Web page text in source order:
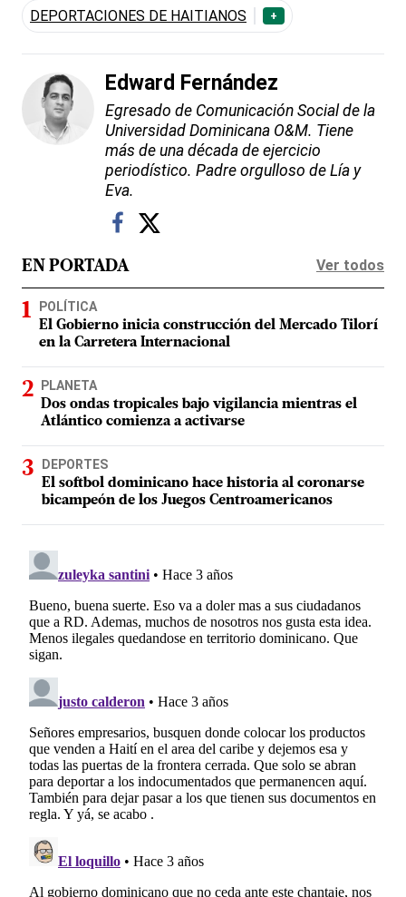
DEPORTACIONES DE HAITIANOS +
Edward Fernández
Egresado de Comunicación Social de la
Universidad Dominicana O&M. Tiene
más de una década de ejercicio
periodístico. Padre orgulloso de Lía y
Eva.
EN PORTADA Ver todos
POLÍTICA
El Gobierno inicia construcción del Mercado Tilorí
en la Carretera Internacional
PLANETA
Dos ondas tropicales bajo vigilancia mientras el
Atlántico comienza a activarse
DEPORTES
El softbol dominicano hace historia al coronarse
bicampeón de los Juegos Centroamericanos